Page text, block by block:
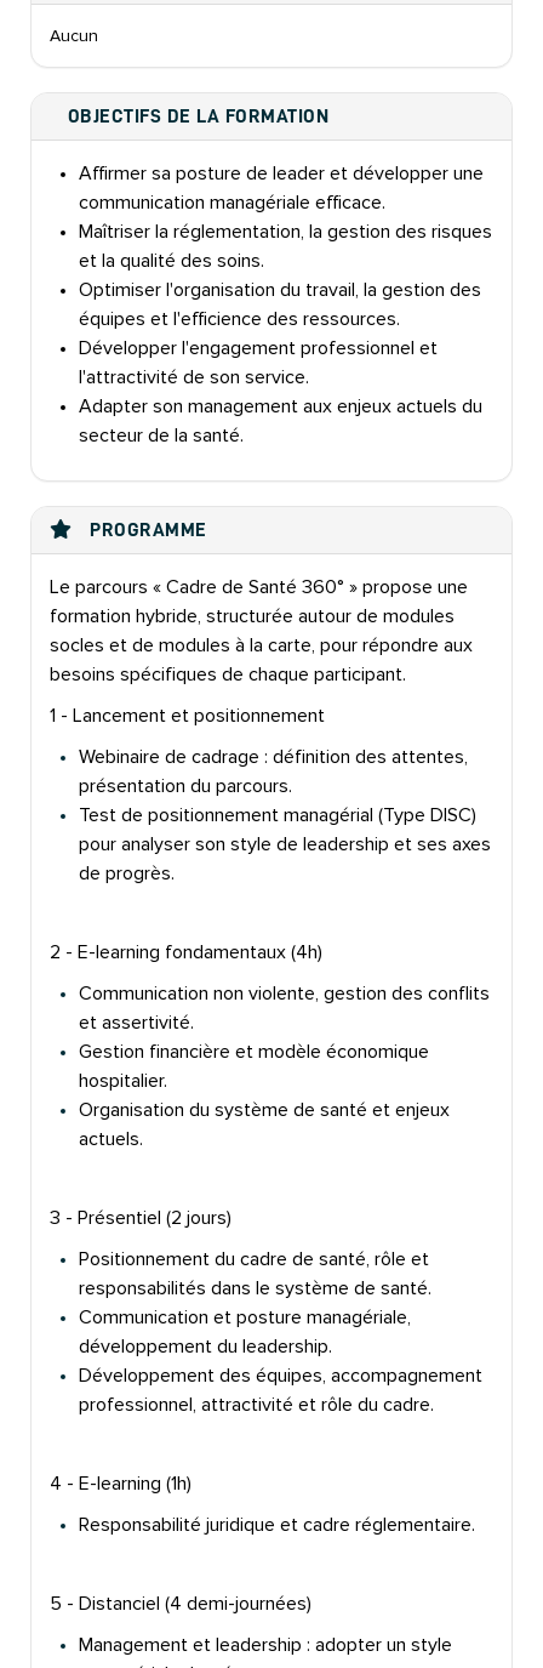
Aucun
OBJECTIFS DE LA FORMATION
Affirmer sa posture de leader et développer une
communication managériale efficace.
Maîtriser la réglementation, la gestion des risques
et la qualité des soins.
Optimiser l'organisation du travail, la gestion des
équipes et l'efficience des ressources.
Développer l'engagement professionnel et
l'attractivité de son service.
Adapter son management aux enjeux actuels du
secteur de la santé.
PROGRAMME
Le parcours « Cadre de Santé 360° » propose une
formation hybride, structurée autour de modules
socles et de modules à la carte, pour répondre aux
besoins spécifiques de chaque participant.
1 - Lancement et positionnement
Webinaire de cadrage : définition des attentes,
présentation du parcours.
Test de positionnement managérial (Type DISC)
pour analyser son style de leadership et ses axes
de progrès.
2 - E-learning fondamentaux (4h)
Communication non violente, gestion des conflits
et assertivité.
Gestion financière et modèle économique
hospitalier.
Organisation du système de santé et enjeux
actuels.
3 - Présentiel (2 jours)
Positionnement du cadre de santé, rôle et
responsabilités dans le système de santé.
Communication et posture managériale,
développement du leadership.
Développement des équipes, accompagnement
professionnel, attractivité et rôle du cadre.
4 - E-learning (1h)
Responsabilité juridique et cadre réglementaire.
5 - Distanciel (4 demi-journées)
Management et leadership : adopter un style